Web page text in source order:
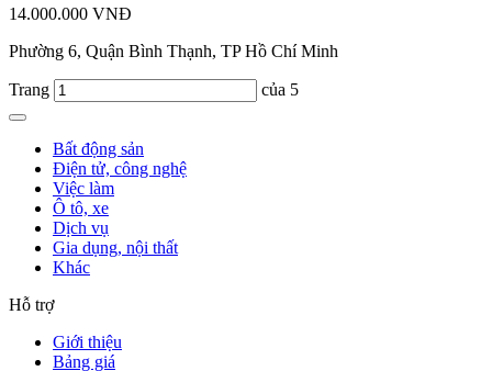
14.000.000 VNĐ
Phường 6, Quận Bình Thạnh, TP Hồ Chí Minh
Trang của 5
Bất động sản
Điện tử, công nghệ
Việc làm
Ô tô, xe
Dịch vụ
Gia dụng, nội thất
Khác
Hỗ trợ
Giới thiệu
Bảng giá